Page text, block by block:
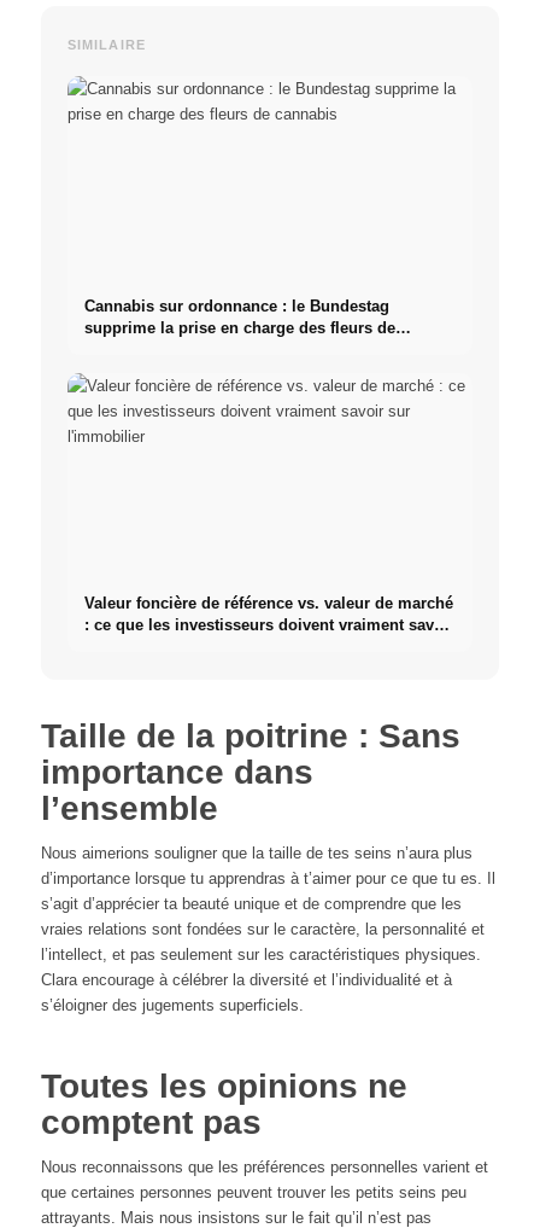
SIMILAIRE
Cannabis sur ordonnance : le Bundestag
supprime la prise en charge des fleurs de
Valeur foncière de référence vs. valeur de marché
: ce que les investisseurs doivent vraiment savoir
Taille de la poitrine : Sans
importance dans
l’ensemble
Nous aimerions souligner que la taille de tes seins n’aura plus
d’importance lorsque tu apprendras à t’aimer pour ce que tu es. Il
s’agit d’apprécier ta beauté unique et de comprendre que les
vraies relations sont fondées sur le caractère, la personnalité et
l’intellect, et pas seulement sur les caractéristiques physiques.
Clara encourage à célébrer la diversité et l’individualité et à
s’éloigner des jugements superficiels.
Toutes les opinions ne
comptent pas
Nous reconnaissons que les préférences personnelles varient et
que certaines personnes peuvent trouver les petits seins peu
attrayants. Mais nous insistons sur le fait qu’il n’est pas